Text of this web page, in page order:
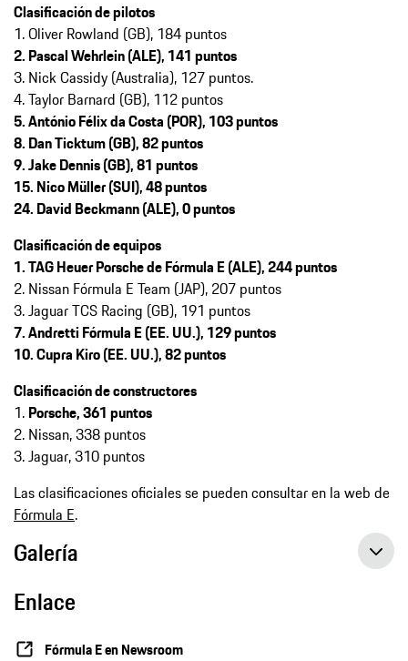
Clasificación de pilotos
1. Oliver Rowland (GB), 184 puntos
2. Pascal Wehrlein (ALE), 141 puntos
3. Nick Cassidy (Australia), 127 puntos.
4. Taylor Barnard (GB), 112 puntos
5. António Félix da Costa (POR), 103 puntos
8. Dan Ticktum (GB), 82 puntos
9. Jake Dennis (GB), 81 puntos
15. Nico Müller (SUI), 48 puntos
24. David Beckmann (ALE), 0 puntos
Clasificación de equipos
1. TAG Heuer Porsche de Fórmula E (ALE), 244 puntos
2. Nissan Fórmula E Team (JAP), 207 puntos
3. Jaguar TCS Racing (GB), 191 puntos
7. Andretti Fórmula E (EE. UU.), 129 puntos
10. Cupra Kiro (EE. UU.), 82 puntos
Clasificación de constructores
1. Porsche, 361 puntos
2. Nissan, 338 puntos
3. Jaguar, 310 puntos
Las clasificaciones oficiales se pueden consultar en la web de
Fórmula E.
Galería
Enlace
Fórmula E en Newsroom